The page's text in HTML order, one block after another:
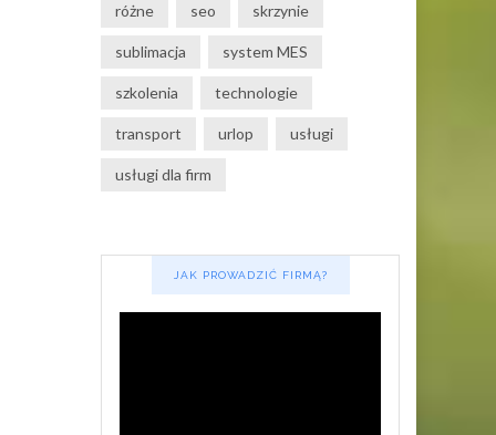
różne seo skrzynie
sublimacja system MES
szkolenia technologie
transport urlop usługi
usługi dla firm
JAK PROWADZIĆ FIRMĄ?